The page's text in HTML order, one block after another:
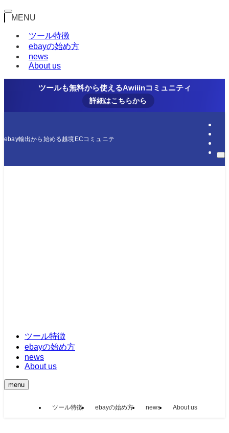
MENU
ツール特徴
ebayの始め方
news
About us
ツールも無料から使えるAwiiinコミュニティ
詳細はこちらから
ebay輸出から始める越境ECコミュニティ
ツール特徴
ebayの始め方
news
About us
menu
ツール特徴 ebayの始め方 news About us